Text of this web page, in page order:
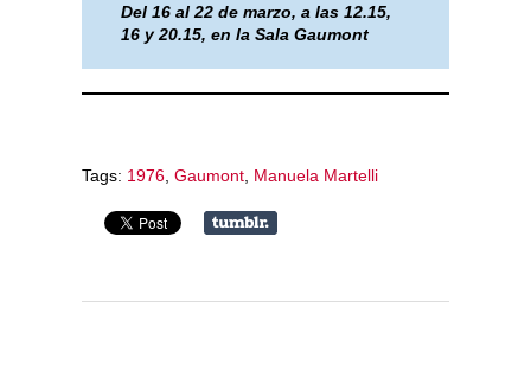
Del 16 al 22 de marzo, a las 12.15,
16 y 20.15, en la Sala Gaumont
Tags: 1976 Gaumont Manuela Martelli